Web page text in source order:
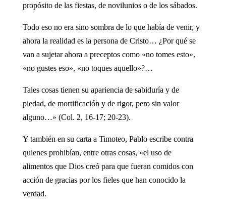
propósito de las fiestas, de novilunios o de los sábados.
Todo eso no era sino sombra de lo que había de venir, y
ahora la realidad es la persona de Cristo… ¿Por qué se
van a sujetar ahora a preceptos como «no tomes esto»,
«no gustes eso», «no toques aquello»?…
Tales cosas tienen su apariencia de sabiduría y de
piedad, de mortificación y de rigor, pero sin valor
alguno…» (Col. 2, 16-17; 20-23).
Y también en su carta a Timoteo, Pablo escribe contra
quienes prohibían, entre otras cosas, «el uso de
alimentos que Dios creó para que fueran comidos con
acción de gracias por los fieles que han conocido la
verdad.